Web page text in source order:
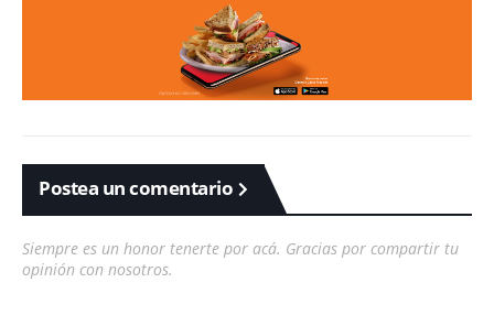
Postea un comentario
Siempre es un honor tenerte por acá. Gracias por compartir tu
opinión con nosotros.